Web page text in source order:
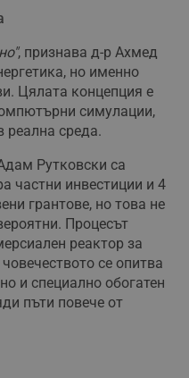
, признава д-р Ахмед
но именно
Цялата концепция е
симулации,
реална среда.
Рутковски са
частни инвестиции и 4
грантове, но това не
Процесът
реактор за
се опитва
и специално обогатен
пъти повече от